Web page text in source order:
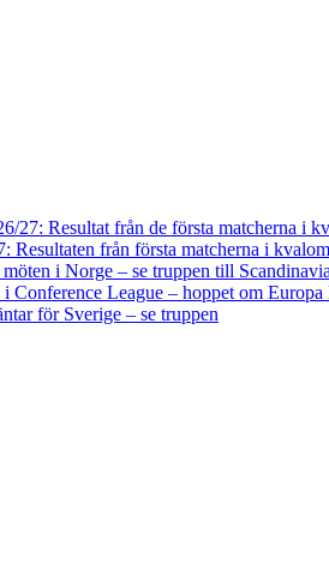
27: Resultat från de första matcherna i
Resultaten från första matcherna i
i Norge – se truppen till
i Conference League – hoppet om
för Sverige – se truppen